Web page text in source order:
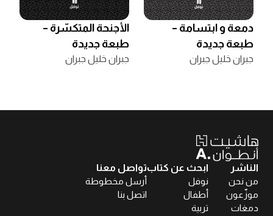
دمعة و ابتسامة –
طبعة جديدة
جبران خليل جبران
الأجنحة المتكسّرة –
طبعة جديدة
جبران خليل جبران
الناشر
من نحن
موزّعون
دمغات
ابحث عن كتاب
نوفل
أطفال
تربية
تواصل معنا
أرسل مخطوطة
اتصل بنا